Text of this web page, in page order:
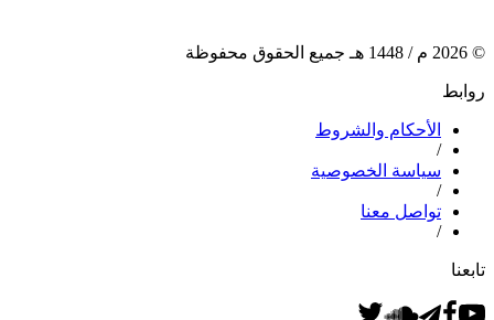
©
2026 م / 1448 هـ جميع الحقوق محفوظة
روابط
الأحكام والشروط
/
سياسة الخصوصية
/
تواصل معنا
/
تابعنا